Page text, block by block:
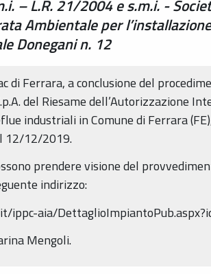
– L.R. 21/2004 e s.m.i. -
Ambientale per
Donegani n. 12
di Ferrara, a conclusione del
del Riesame dell’Autorizzazione
industriali in Comune di Ferrara
12/12/2019.
prendere visione del
indirizzo:
ippc-aia/
Mengoli.